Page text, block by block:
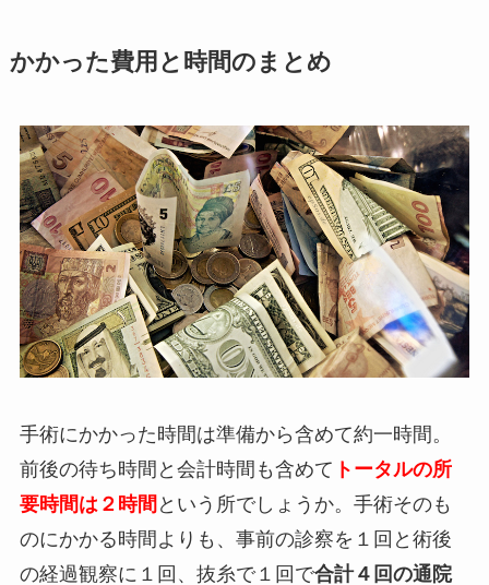
かかった費用と時間のまとめ
手術にかかった時間は準備から含めて約一時間。
前後の待ち時間と会計時間も含めて トータルの所
要時間は２時間 という所でしょうか。手術そのも
のにかかる時間よりも、事前の診察を１回と術後
の経過観察に１回、抜糸で１回で合計４回の通院